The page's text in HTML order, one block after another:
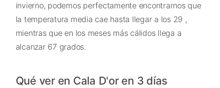
invierno, podemos perfectamente encontrarnos que
la temperatura media cae hasta llegar a los 29 ,
mientras que en los meses más cálidos llega a
alcanzar 67 grados.
Qué ver en Cala D'or en 3 días